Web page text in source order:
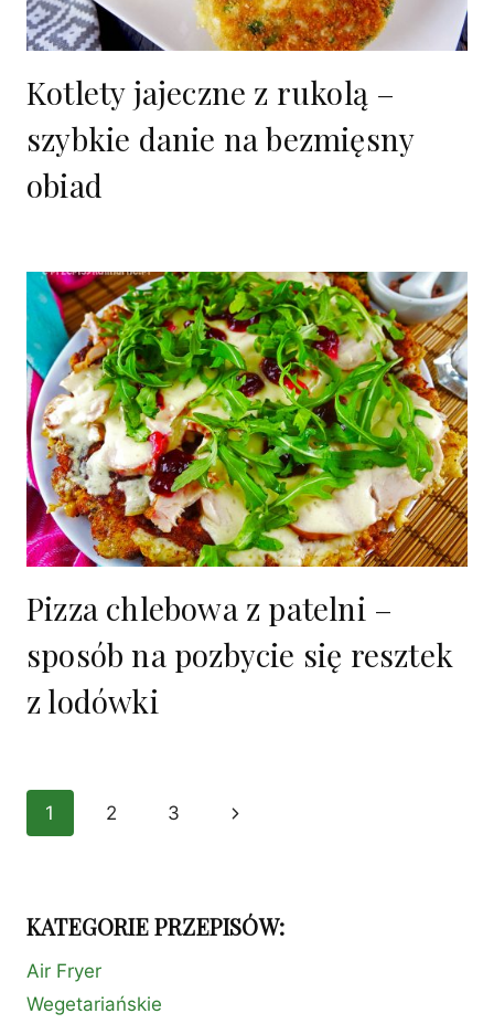
Kotlety jajeczne z rukolą –
szybkie danie na bezmięsny
obiad
Pizza chlebowa z patelni –
sposób na pozbycie się resztek
z lodówki
Nawigacja
1 2 3
Następna
KATEGORIE PRZEPISÓW:
Air Fryer
Wegetariańskie